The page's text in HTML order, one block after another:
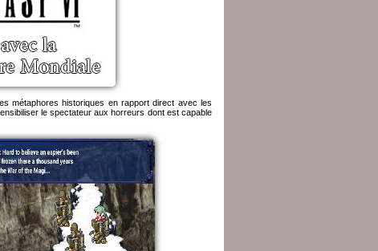
métaphores historiques en rapport direct avec les
le spectateur aux horreurs dont est capable